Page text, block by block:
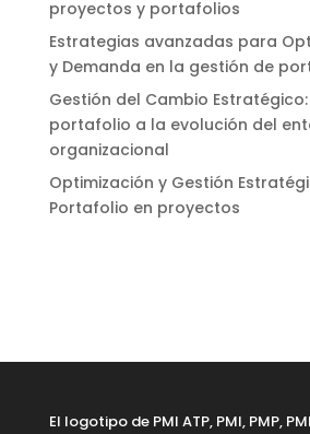
proyectos y portafolios
Estrategias avanzadas para
y Demanda en la gestión de
Gestión del Cambio
portafolio a la evolución del
organizacional
Optimización y Gestión
Portafolio en proyectos
El logotipo de PMI ATP, PMI, PMP,